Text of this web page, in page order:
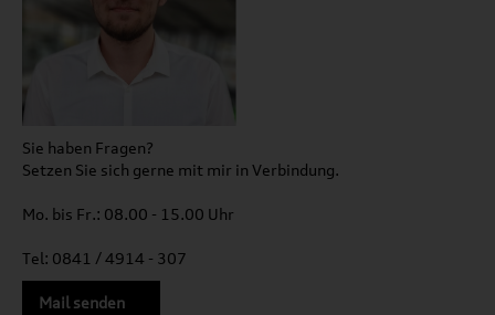
Sie haben Fragen?
Setzen Sie sich gerne mit mir in Verbindung.
Mo. bis Fr.: 08.00 - 15.00 Uhr
Tel: 0841 / 4914 - 307
Mail senden